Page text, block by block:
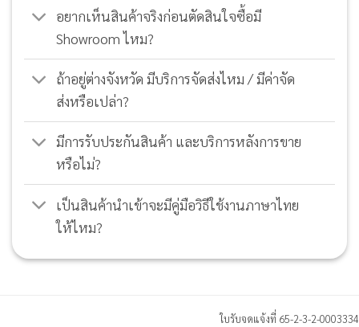
อยากเห็นสินค้าจริงก่อนตัดสินใจซื้อมี
Showroom ไหม?
ถ้าอยู่ต่างจังหวัด มีบริการจัดส่งไหม / มีค่าจัด
ส่งหรือเปล่า?
มีการรับประกันสินค้า และบริการหลังการขาย
หรือไม่?
เป็นสินค้านำเข้าจะมีคู่มือวิธีใช้งานภาษาไทย
ให้ไหม?
ใบรับจดแจ้งที่ 65-2-3-2-0003334